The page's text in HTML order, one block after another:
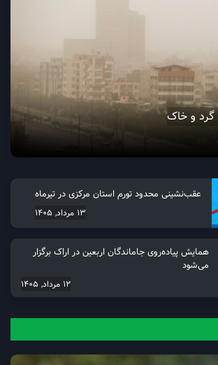
گرد و خاک
عقب‌نشینی محدود تورم استان مرکزی در تیرماه
13 مرداد, 1405
همایش پیاده‌روی جاماندگان اربعین در اراک برگزار
می‌شود
12 مرداد, 1405